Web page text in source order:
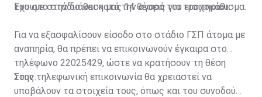
του στο στάδιο και κατά την αγορά του εισιτηρίου.
Έχουμε στην διάθεση μας 14 θέσεις για τροχοκάθισμα.
Για να εξασφαλίσουν είσοδο στο στάδιο ΓΣΠ άτομα με
αναπηρία, θα πρέπει να επικοινωνούν έγκαιρα στο
τηλέφωνο 22025429, ώστε να κρατήσουν τη θέση
τους.
Στην τηλεφωνική επικοινωνία θα χρειαστεί να
υποβάλουν τα στοιχεία τους, όπως και του συνοδού